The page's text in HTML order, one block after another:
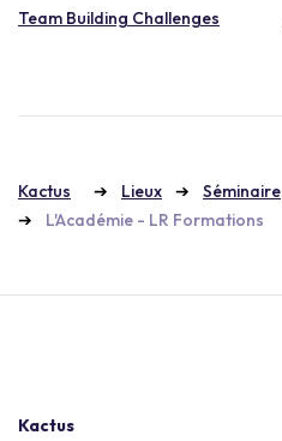
Team Building Challenges
Kactus Lieux Séminaire
L'Académie - LR Formations
Kactus